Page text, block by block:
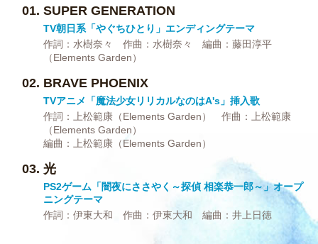
SUPER GENERATION
TV朝日系「やぐちひとり」エンディングテーマ
作詞：水樹奈々 作曲：水樹奈々 編曲：藤田淳平
（Elements Garden）
BRAVE PHOENIX
TVアニメ「魔法少女リリカルなのはA's」挿入歌
作詞：上松範康（Elements Garden） 作曲：上松範康
（Elements Garden）
編曲：上松範康（Elements Garden）
光
PS2ゲーム「闇夜にささやく～探偵 相楽恭一郎～」オープ
ニングテーマ
作詞：伊東大和 作曲：伊東大和 編曲：井上日徳